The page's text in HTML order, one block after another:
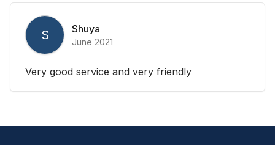
S Shuya
June 2021
Very good service and very friendly